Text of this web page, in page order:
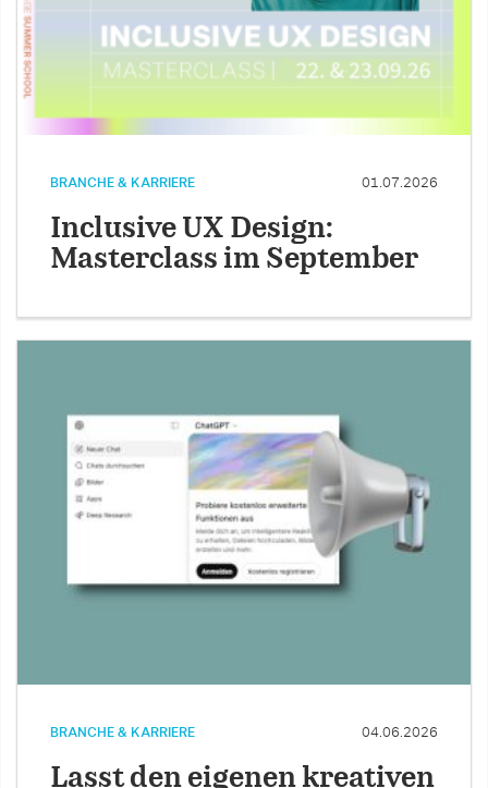
BRANCHE & KARRIERE 01.07.2026
Inclusive UX Design:
Masterclass im September
BRANCHE & KARRIERE 04.06.2026
Lasst den eigenen kreativen